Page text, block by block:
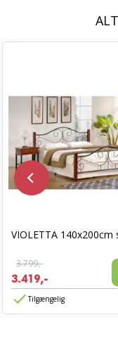
VIOLETTA 140x200cm
3.799,-
3.419,-
Tilgængelig